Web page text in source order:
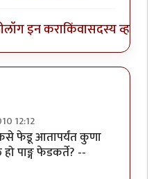
लॉग इन कराकिंवासदस्य व्हा
12:12
byबिपिन कार्यकर्ते
फेडू आतापर्यंत कुणा
पाङ्ग फेडकर्ते? --